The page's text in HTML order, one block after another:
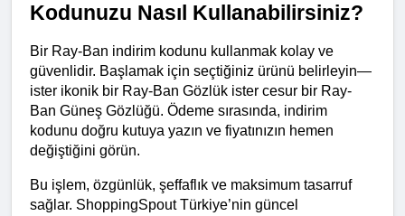
Kodunuzu Nasıl Kullanabilirsiniz?
Bir Ray-Ban indirim kodunu kullanmak kolay ve
güvenlidir. Başlamak için seçtiğiniz ürünü belirleyin—
ister ikonik bir Ray-Ban Gözlük ister cesur bir Ray-
Ban Güneş Gözlüğü. Ödeme sırasında, indirim
kodunu doğru kutuya yazın ve fiyatınızın hemen
değiştiğini görün.
Bu işlem, özgünlük, şeffaflık ve maksimum tasarruf
sağlar. ShoppingSpout Türkiye’nin güncel